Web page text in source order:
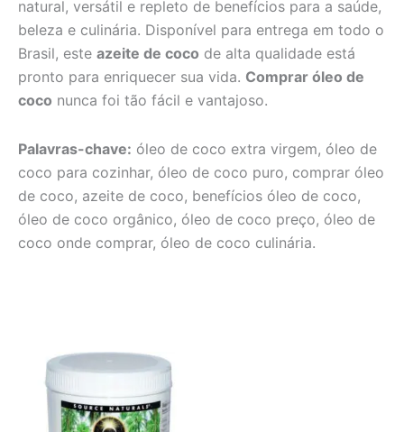
natural, versátil e repleto de benefícios para a saúde,
beleza e culinária. Disponível para entrega em todo o
Brasil, este azeite de coco de alta qualidade está
pronto para enriquecer sua vida. Comprar óleo de
coco nunca foi tão fácil e vantajoso.
Palavras-chave: óleo de coco extra virgem, óleo de
coco para cozinhar, óleo de coco puro, comprar óleo
de coco, azeite de coco, benefícios óleo de coco,
óleo de coco orgânico, óleo de coco preço, óleo de
coco onde comprar, óleo de coco culinária.